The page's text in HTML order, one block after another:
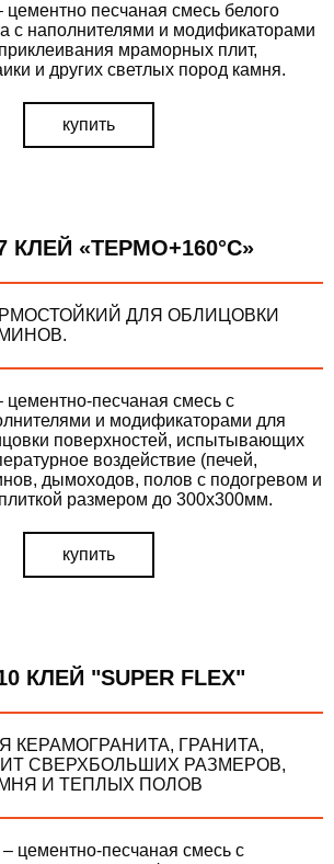
цементно песчаная смесь белого
с наполнителями и модификаторами
мраморных плит,
и других светлых пород камня.
купить
КЛЕЙ «ТЕРМО+160°С»
ДЛЯ ОБЛИЦОВКИ
цементно-песчаная смесь с
и модификаторами для
поверхностей, испытывающих
воздействие (печей,
дымоходов, полов с подогревом и
размером до 300х300мм.
купить
КЛЕЙ "SUPER FLEX"
КЕРАМОГРАНИТА, ГРАНИТА,
СВЕРХБОЛЬШИХ РАЗМЕРОВ,
И ТЕПЛЫХ ПОЛОВ
– цементно-песчаная смесь с